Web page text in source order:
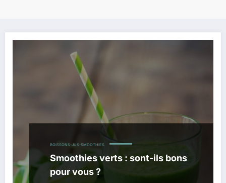
BOISSONS-JUS-SMOOTHIES
Smoothies verts : sont-ils bons
pour vous ?